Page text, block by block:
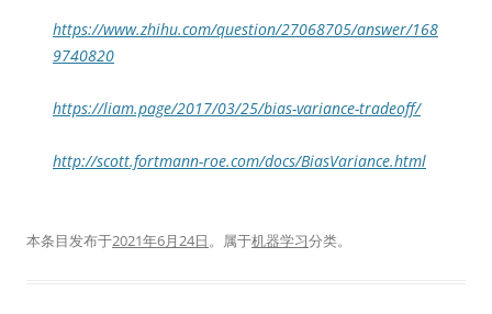
https://www.zhihu.com/question/27068705/answer/168
9740820
https://liam.page/2017/03/25/bias-variance-tradeoff/
http://scott.fortmann-roe.com/docs/BiasVariance.html
本条目发布于2021年6月24日。属于机器学习分类。